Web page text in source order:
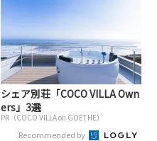
シェア別荘「COCO VILLA Own
ers」3選
PR（COCO VILLA on GOETHE）
Recommended by